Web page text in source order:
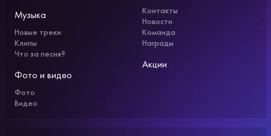
Музыка
Новые треки
Клипы
Что за песня?
Фото и видео
Фото
Видео
Контакты
Новости
Команда
Награды
Акции